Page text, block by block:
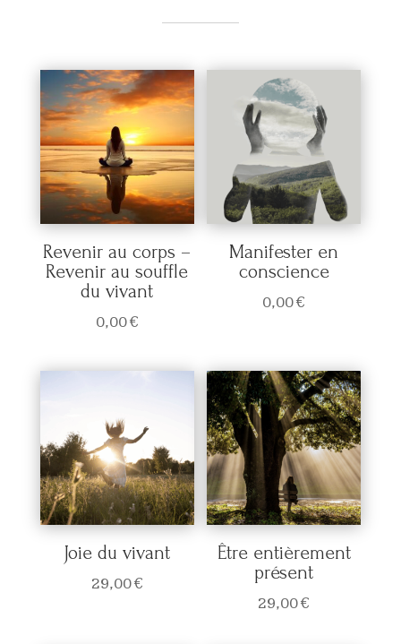
Revenir au corps –
Revenir au souffle
du vivant
0,00€
Manifester en
conscience
0,00€
Joie du vivant
29,00€
Être entièrement
présent
29,00€